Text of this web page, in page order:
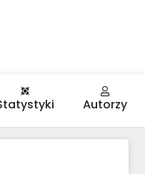
Autorzy